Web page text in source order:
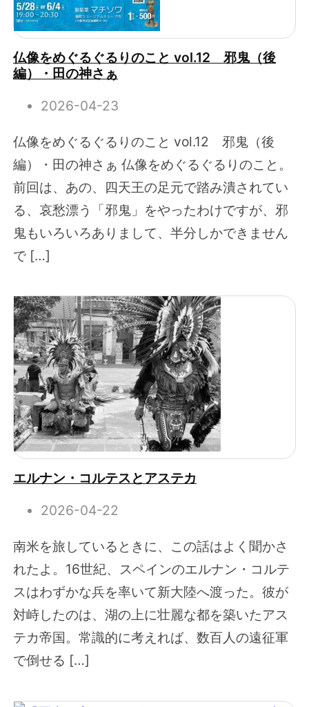
仏像をめぐるぐるりのこと vol.12 邪鬼（後
編）・田の神さぁ
2026-04-23
仏像をめぐるぐるりのこと vol.12 邪鬼（後
編）・田の神さぁ 仏像をめぐるぐるりのこと。
前回は、あの、四天王の足元で踏み潰されてい
る、哀愁漂う「邪鬼」をやったわけですが、邪
鬼もいろいろありまして、半分しかできません
で […]
エルナン・コルテスとアステカ
2026-04-22
南米を旅しているときに、この話はよく聞かさ
れたよ。16世紀、スペインのエルナン・コルテ
スはわずかな兵を率いて新大陸へ渡った。彼が
対峙したのは、湖の上に壮麗な都を築いたアス
テカ帝国。常識的に考えれば、数百人の遠征軍
で倒せる […]